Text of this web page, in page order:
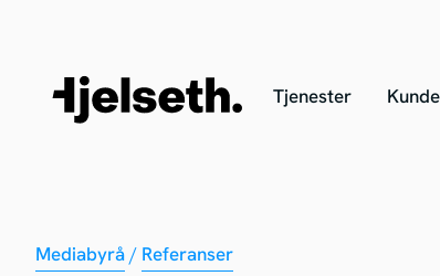
Tjenester
Mediabyrå / Referanser